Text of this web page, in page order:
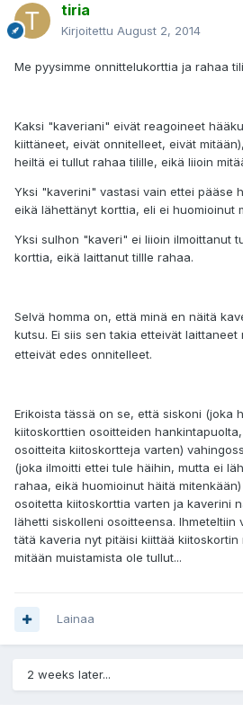
tiria
Kirjoitettu August 2, 2014
Me pyysimme onnittelukorttia ja rahaa
Kaksi "kaveriani" eivät reagoineet
kiittäneet, eivät onnitelleet, eivät
heiltä ei tullut rahaa tilille, eikä liioin
Yksi "kaverini" vastasi vain ettei pääse
eikä lähettänyt korttia, eli ei huomioinut
Yksi sulhon "kaveri" ei liioin ilmoittanut
korttia, eikä laittanut tillle rahaa.
Selvä homma on, että minä en näitä
kutsu. Ei siis sen takia etteivät laittaneet
etteivät edes onnitelleet.
Erikoista tässä on se, että siskoni (joka
kiitoskorttien osoitteiden
osoitteita kiitoskortteja varten)
(joka ilmoitti ettei tule häihin, mutta ei
rahaa, eikä huomioinut häitä
osoitetta kiitoskorttia varten ja kaverini
lähetti siskolleni osoitteensa. Ihmeteltiin
tätä kaveria nyt pitäisi kiittää
mitään muistamista ole tullut...
Lainaa
2 weeks later...